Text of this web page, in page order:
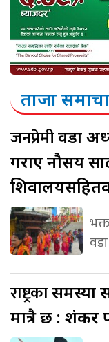
ताजा
जनप्रेमीवडा
गराए नौसय
राष्ट्रकासमस्या
मात्रै छ : शंकर